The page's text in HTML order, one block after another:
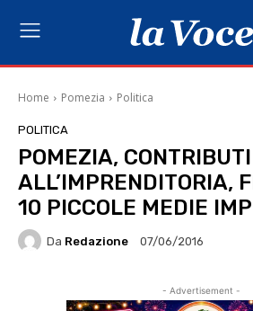
Home Pomezia Politica
POLITICA
POMEZIA, CONTRIBUTI
ALL’IMPRENDITORIA,
10 PICCOLE MEDIE
Da Redazione 07/06/2016
- Advertisement -